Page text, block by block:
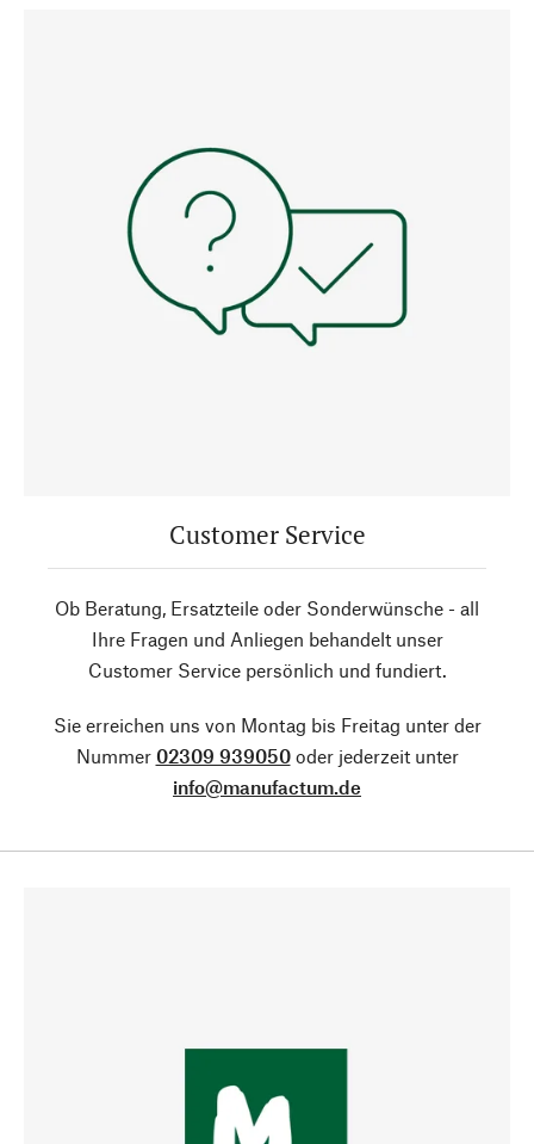
Customer Service
Ob Beratung, Ersatzteile oder Sonderwünsche - all
Ihre Fragen und Anliegen behandelt unser
Customer Service persönlich und fundiert.
Sie erreichen uns von Montag bis Freitag unter der
Nummer 02309 939050oder jederzeit unter
info@manufactum.de